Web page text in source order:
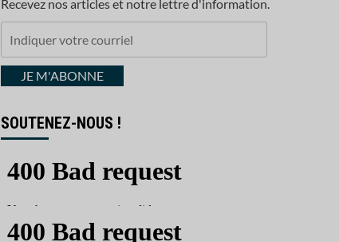
Recevez nos articles et notre lettre d'information.
courrielJE M'ABONNE
SOUTENEZ-NOUS !